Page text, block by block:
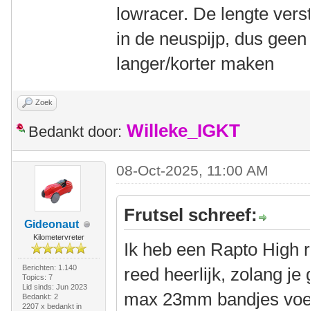
lowracer. De lengte
in de neuspijp, dus
langer/korter maken
Zoek
Bedankt door: Willeke_IGKT
Gideonaut
Kilometervreter
Berichten: 1.140
Topics: 7
Lid sinds: Jun 2023
Bedankt: 2
2207 x bedankt in
08-Oct-2025, 11:00 AM
Frutsel schreef:
Ik heb een Rapto High
reed heerlijk, zolang je
max 23mm bandjes